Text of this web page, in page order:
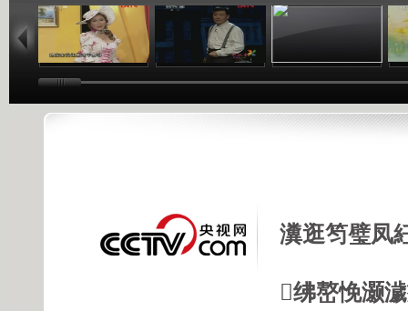
瀵逛笉璧凤
绋嶅悗灏